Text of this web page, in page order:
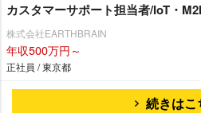
カスタマーサポート担当者/IoT・
株式会社EARTHBRAIN
年収500万円～
正社員 / 東京都
続きはこ